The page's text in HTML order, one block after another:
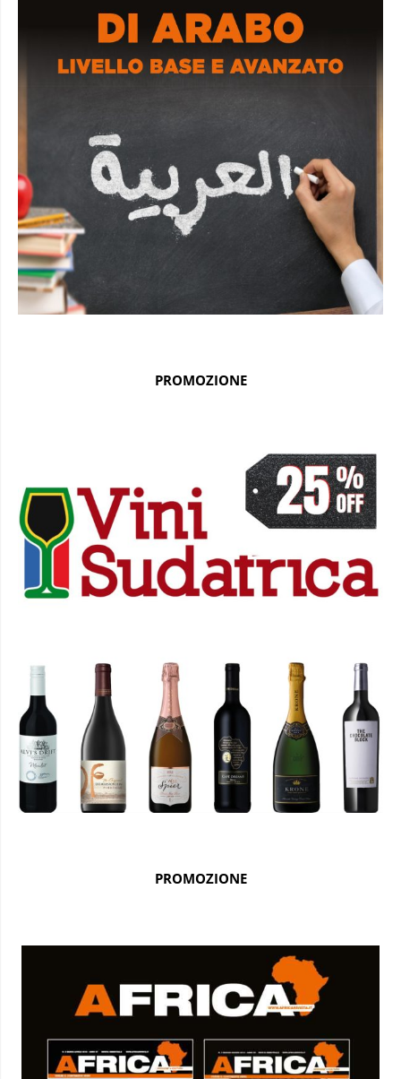
PROMOZIONE
PROMOZIONE